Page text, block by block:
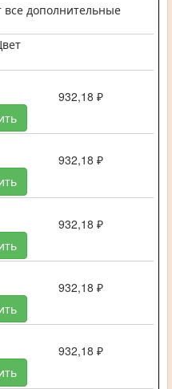
дополнительные
932,18 ₽
932,18 ₽
932,18 ₽
932,18 ₽
932,18 ₽